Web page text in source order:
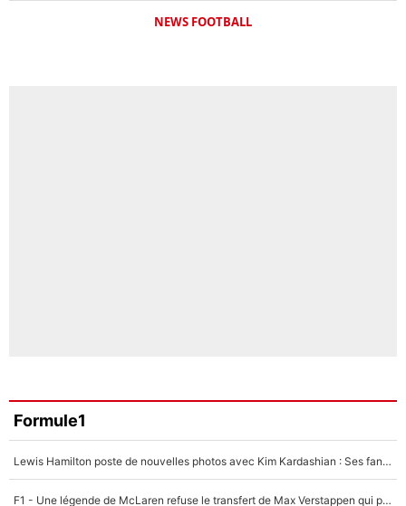
NEWS FOOTBALL
Formule1
Lewis Hamilton poste de nouvelles photos avec Kim Kardashian : Ses fans le voient déjà redevenir champion du monde de F1 grâce à elle !
F1 - Une légende de McLaren refuse le transfert de Max Verstappen qui pourrait «faire des vagues» et plomber l'ambiance dans l'équipe